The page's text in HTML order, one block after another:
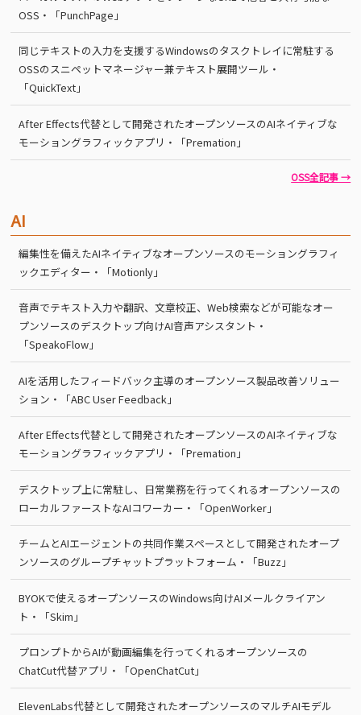
OSS・「PunchPage」
同じテキストの入力を支援するWindowsのタスクトレイに常駐する
OSSのスニペットマネージャー兼テキスト展開ツール・
「QuickText」
After Effects代替として開発されたオープンソースのAIネイティブな
モーショングラフィックアプリ・「Premation」
OSS全記事 →
AI
編集性を備えたAIネイティブなオープンソースのモーショングラフィ
ックエディター・「Motionly」
音声でテキスト入力や翻訳、文章校正、Web検索などが可能なオー
プンソースのデスクトップ向けAI音声アシスタント・
「SpeakoFlow」
AIを活用したフィードバック主導のオープンソース製品改善ソリュー
ション・「ABC User Feedback」
After Effects代替として開発されたオープンソースのAIネイティブな
モーショングラフィックアプリ・「Premation」
デスクトップ上に常駐し、日常業務を行ってくれるオープンソースの
ローカルファーストなAIコワーカー・「OpenWorker」
チームとAIエージェントの共同作業スペースとして開発されたオープ
ンソースのグループチャットプラットフォーム・「Buzz」
BYOKで使えるオープンソースのWindows向けAIメールクライアン
ト・「Skim」
プロンプトからAIが動画編集を行ってくれるオープンソースの
ChatCut代替アプリ・「OpenChatCut」
ElevenLabs代替として開発されたオープンソースのマルチAIモデル